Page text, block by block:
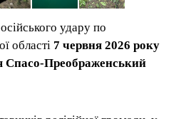
удару по
області 7 червня 2026 року
Преображенський